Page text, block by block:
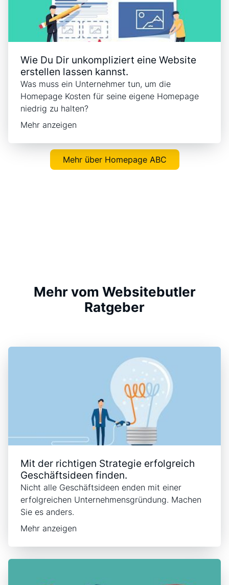
Wie Du Dir unkompliziert eine Website
erstellen lassen kannst.
Was muss ein Unternehmer tun, um die
Homepage Kosten für seine eigene Homepage
niedrig zu halten?
Mehr anzeigen
Mehr über Homepage ABC
Mehr vom Websitebutler
Ratgeber
Mit der richtigen Strategie erfolgreich
Geschäftsideen finden.
Nicht alle Geschäftsideen enden mit einer
erfolgreichen Unternehmensgründung. Machen
Sie es anders.
Mehr anzeigen